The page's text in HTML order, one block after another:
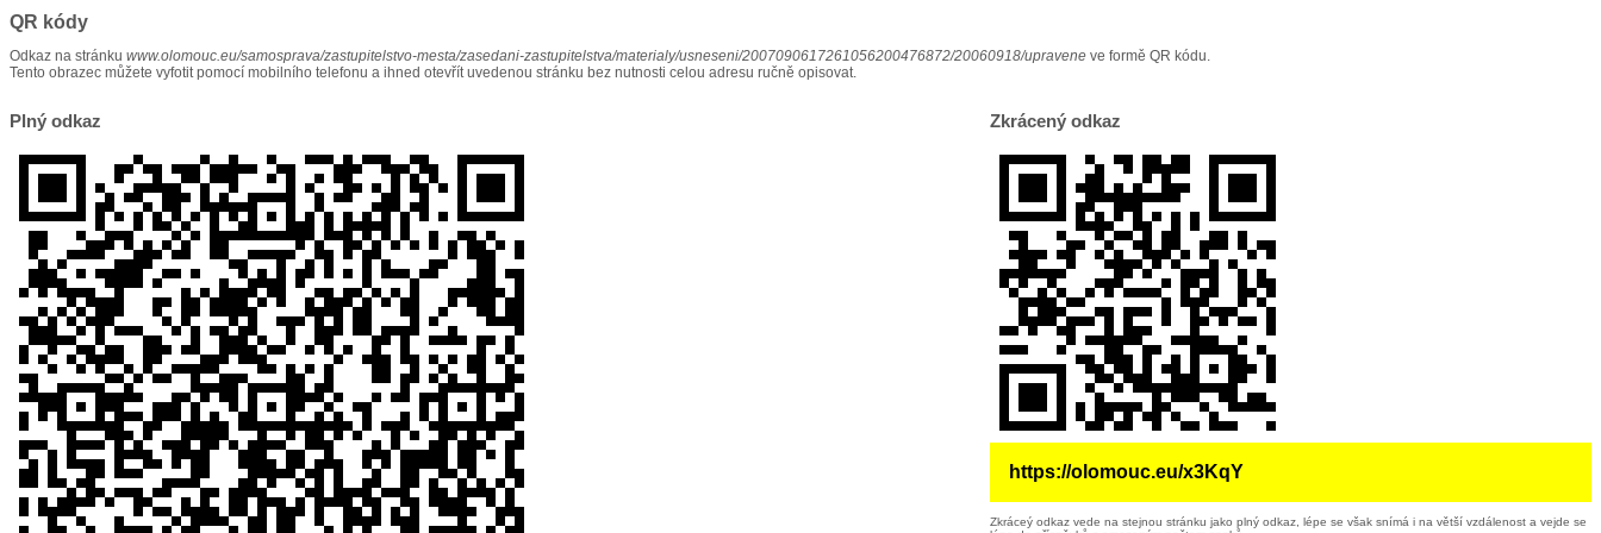
QR kódy
Odkaz na stránku www.olomouc.eu/samosprava/zastupitelstvo-mesta/zasedani-zastupitelstva/materialy/usneseni/2007090617261056200476872/20060918/upravene ve formě QR kódu.
Tento obrazec můžete vyfotit pomocí mobilního telefonu a ihned otevřít uvedenou stránku bez nutnosti celou adresu ručně opisovat.
Plný odkaz Zkrácený odkaz
https://olomouc.eu/x3KqY
Zkráceý odkaz vede na stejnou stránku jako plný odkaz, lépe se však snímá i na větší vzdálenost a vejde se